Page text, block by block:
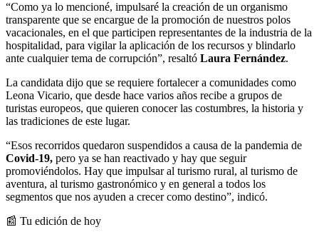
“Como ya lo mencioné, impulsaré la creación de un organismo
transparente que se encargue de la promoción de nuestros polos
vacacionales, en el que participen representantes de la industria de la
hospitalidad, para vigilar la aplicación de los recursos y blindarlo
ante cualquier tema de corrupción”, resaltó Laura Fernández.
La candidata dijo que se requiere fortalecer a comunidades como
Leona Vicario, que desde hace varios años recibe a grupos de
turistas europeos, que quieren conocer las costumbres, la historia y
las tradiciones de este lugar.
“Esos recorridos quedaron suspendidos a causa de la pandemia de
Covid-19, pero ya se han reactivado y hay que seguir
promoviéndolos. Hay que impulsar al turismo rural, al turismo de
aventura, al turismo gastronómico y en general a todos los
segmentos que nos ayuden a crecer como destino”, indicó.
📰 Tu edición de hoy